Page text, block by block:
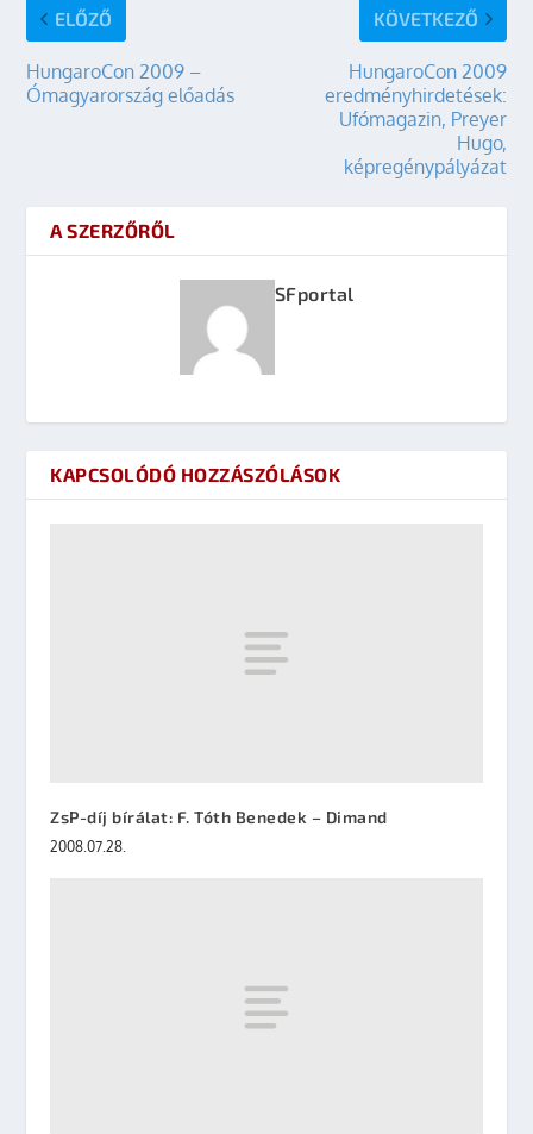
ELŐZŐ
HungaroCon 2009 –
Ómagyarország előadás
KÖVETKEZŐ
HungaroCon 2009
eredményhirdetések:
Ufómagazin, Preyer
Hugo,
képregénypályázat
A SZERZŐRŐL
SFportal
KAPCSOLÓDÓ HOZZÁSZÓLÁSOK
ZsP-díj bírálat: F. Tóth Benedek – Dimand
2008.07.28.